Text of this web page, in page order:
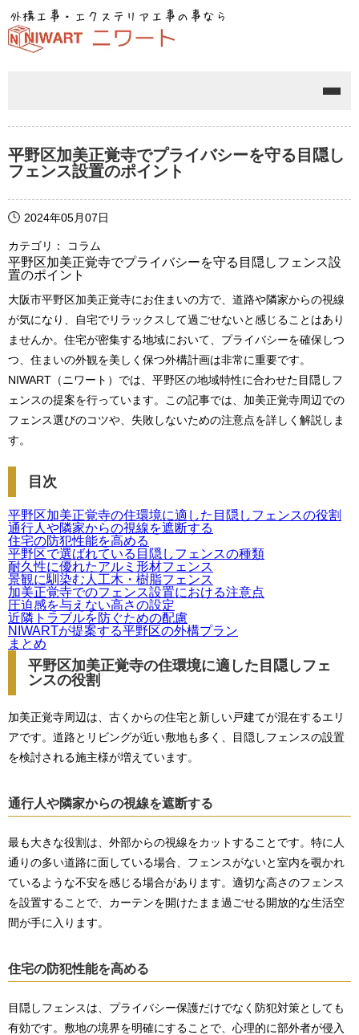
メニ
平野区加美正覚寺でプライバシーを守る目隠し
フェンス設置のポイント
2024年05月07日
カテゴリ： コラム
平野区加美正覚寺でプライバシーを守る目隠しフェンス設
置のポイント
大阪市平野区加美正覚寺にお住まいの方で、道路や隣家からの視線
が気になり、自宅でリラックスして過ごせないと感じることはあり
ませんか。住宅が密集する地域において、プライバシーを確保しつ
つ、住まいの外観を美しく保つ外構計画は非常に重要です。
NIWART（ニワート）では、平野区の地域特性に合わせた目隠しフ
ェンスの提案を行っています。この記事では、加美正覚寺周辺での
フェンス選びのコツや、失敗しないための注意点を詳しく解説しま
す。
目次
平野区加美正覚寺の住環境に適した目隠しフェンスの役割
通行人や隣家からの視線を遮断する
住宅の防犯性能を高める
平野区で選ばれている目隠しフェンスの種類
耐久性に優れたアルミ形材フェンス
景観に馴染む人工木・樹脂フェンス
加美正覚寺でのフェンス設置における注意点
圧迫感を与えない高さの設定
近隣トラブルを防ぐための配慮
NIWARTが提案する平野区の外構プラン
まとめ
平野区加美正覚寺の住環境に適した目隠しフェ
ンスの役割
加美正覚寺周辺は、古くからの住宅と新しい戸建てが混在するエリ
アです。道路とリビングが近い敷地も多く、目隠しフェンスの設置
を検討される施主様が増えています。
通行人や隣家からの視線を遮断する
最も大きな役割は、外部からの視線をカットすることです。特に人
通りの多い道路に面している場合、フェンスがないと室内を覗かれ
ているような不安を感じる場合があります。適切な高さのフェンス
を設置することで、カーテンを開けたまま過ごせる開放的な生活空
間が手に入ります。
住宅の防犯性能を高める
目隠しフェンスは、プライバシー保護だけでなく防犯対策としても
有効です。敷地の境界を明確にすることで、心理的に部外者が侵入